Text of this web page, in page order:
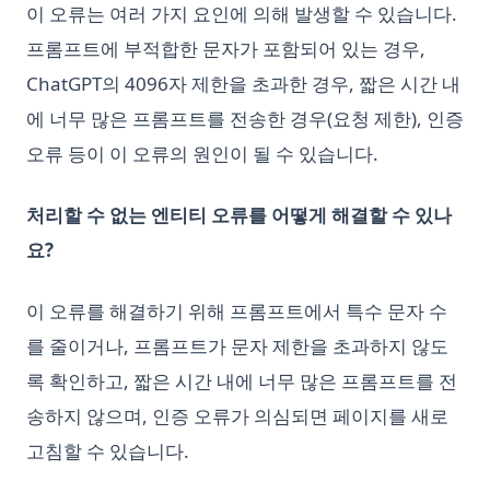
이 오류는 여러 가지 요인에 의해 발생할 수 있습니다.
프롬프트에 부적합한 문자가 포함되어 있는 경우,
ChatGPT의 4096자 제한을 초과한 경우, 짧은 시간 내
에 너무 많은 프롬프트를 전송한 경우(요청 제한), 인증
오류 등이 이 오류의 원인이 될 수 있습니다.
처리할 수 없는 엔티티 오류를 어떻게 해결할 수 있나
요?
이 오류를 해결하기 위해 프롬프트에서 특수 문자 수
를 줄이거나, 프롬프트가 문자 제한을 초과하지 않도
록 확인하고, 짧은 시간 내에 너무 많은 프롬프트를 전
송하지 않으며, 인증 오류가 의심되면 페이지를 새로
고침할 수 있습니다.